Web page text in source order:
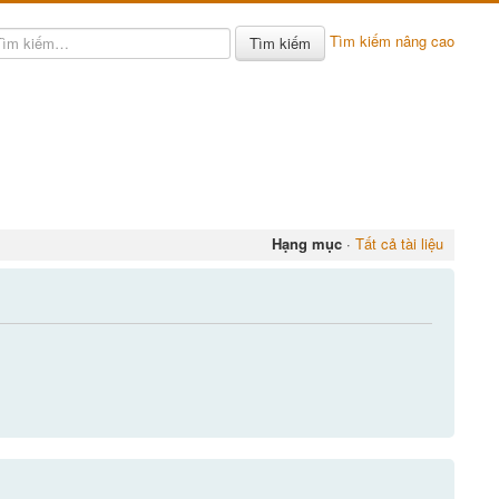
Tìm kiếm Tìm kiếm nâng cao
Hạng mục· Tất cả tài liệu